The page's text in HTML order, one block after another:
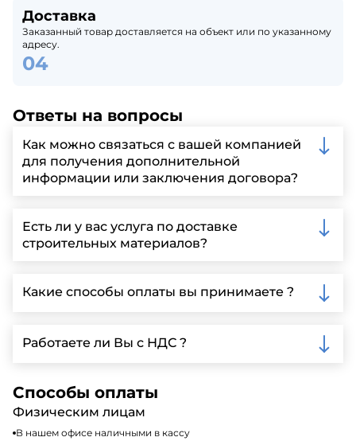
Доставка
Заказанный товар доставляется на объект или по указанному
адресу.
Ответы на вопросы
Как можно связаться с вашей компанией
для получения дополнительной
информации или заключения договора?
запрос через нашу официальную почту или
заполнить форму на нашем сайте для более
детальной информации и организации встречи.
Есть ли у вас услуга по доставке
строительных материалов?
Ленинградской области, у нас собственный
автопарк, для обеспечения быстрой и надежной
Какие способы оплаты вы принимаете ?
включая наличные, банковские переводы,
кредитные карты. Подробную информацию о
Работаете ли Вы с НДС ?
налогообложения, т.е с НДС 20%
Способы оплаты
Физическим лицам
В нашем офисе наличными в кассу